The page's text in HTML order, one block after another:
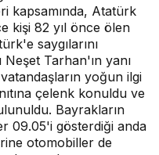
kapsamında, Atatürk
kişi 82 yıl önce ölen
saygılarını
Tarhan'ın yanı
yoğun ilgi
çelenk konuldu ve
Bayrakların
09.05'i gösterdiği anda
otomobiller de